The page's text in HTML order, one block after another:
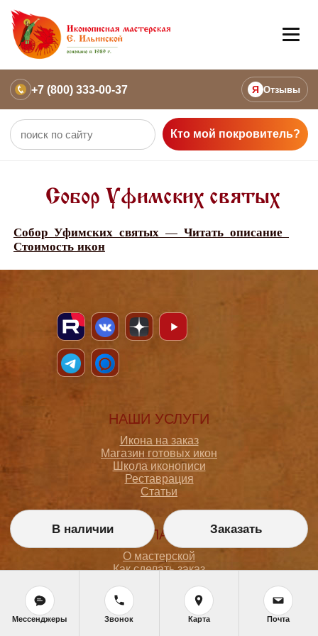
+7 (800) 333-00-37 Я Отзывы
Кто мой покровитель?
Собор Уфимских святых
Собор Уфимских святых — Читать описание
Стоимость икон
НАШИ УСЛУГИ
Икона на заказ
Магазин готовых икон
Школа иконописи
Реставрация
Статьи
ПОКУПАТЕЛЮ
О мастерской
Как сделать заказ
Политика конфиденциальности
Согласие на обработку персональных данных
Политика обработки персональных данных
В наличии Заказать
Мессенджеры Звонок Карта Почта